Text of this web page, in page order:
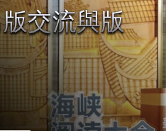
交流與版